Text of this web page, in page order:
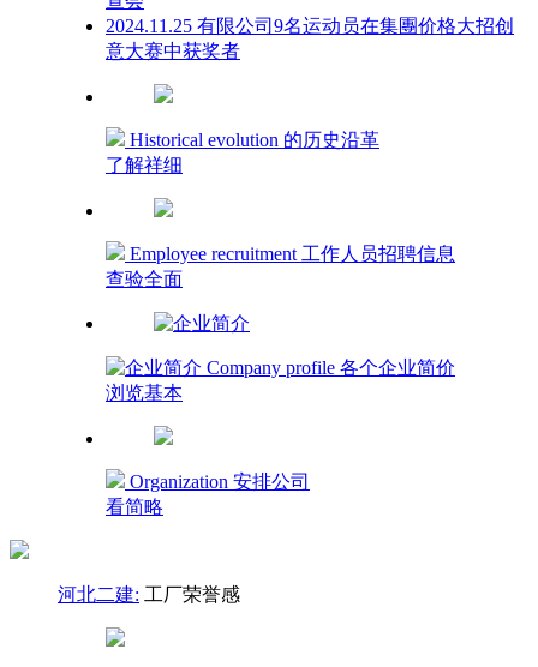
2024.11.25 有限公司9名运动员在集團价格大招创
意大赛中获奖者
Historical evolution 的历史沿革
了解祥细
Employee recruitment 工作人员招聘信息
查验全面
Company profile 各个企业简价
浏览基本
Organization 安排公司
看简略
河北二建: 工厂荣誉感